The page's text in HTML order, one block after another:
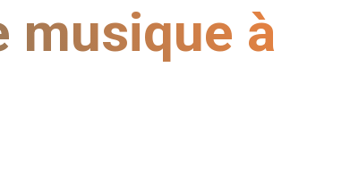
musique à